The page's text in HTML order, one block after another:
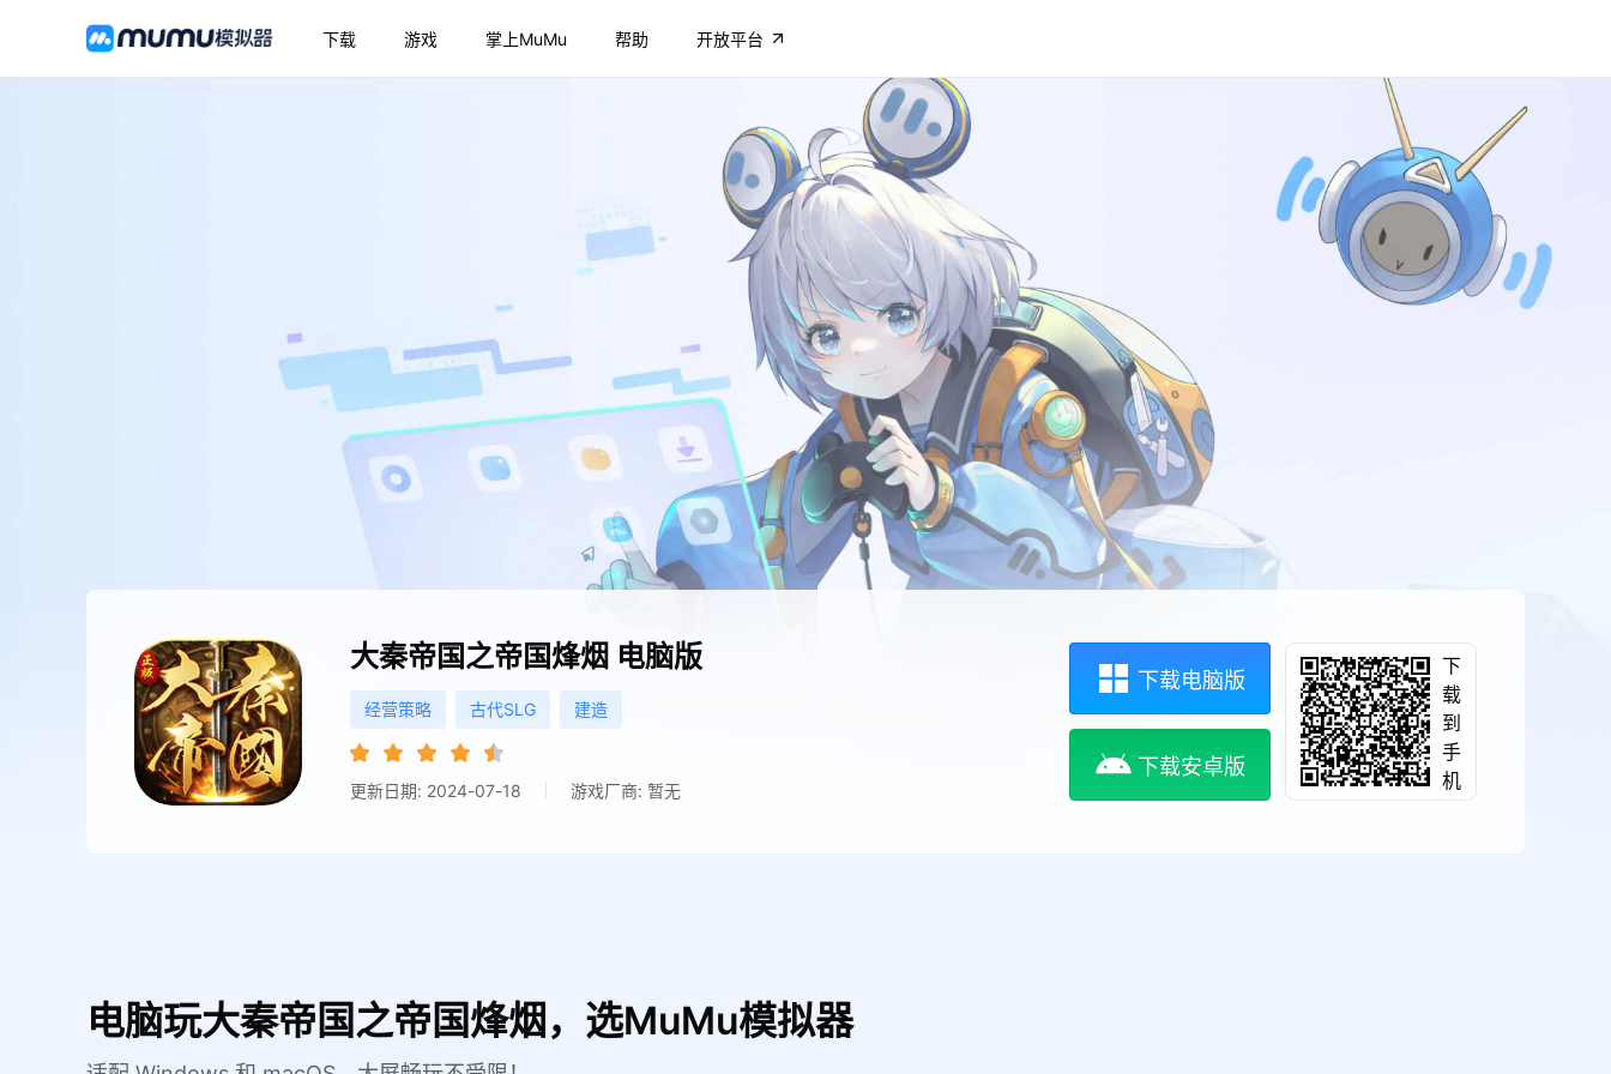
下载 游戏 掌上MuMu 帮助 开放平台
大秦帝国之帝国烽烟 电脑版
经营策略 古代SLG 建造
更新日期: 2024-07-18 游戏厂商: 暂无
下载电脑版
下载安卓版
下
载
到
手
机
电脑玩大秦帝国之帝国烽烟，选MuMu模拟器